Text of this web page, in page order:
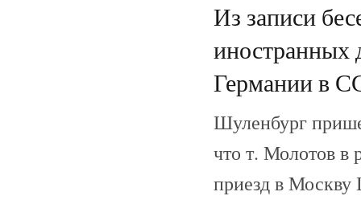
Из записи
Германии в
Шуленбург
что т. Молотов в
приезд в Москву